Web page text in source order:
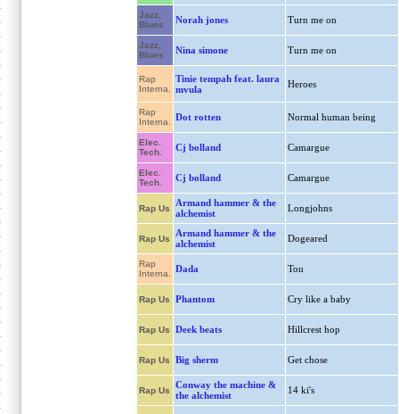
Jazz,
Blues
Norah jones Turn me on
Jazz,
Blues
Nina simone Turn me on
Rap
Interna.
Tinie tempah feat. laura
mvula
Heroes
Rap
Interna.
Dot rotten Normal human being
Elec.
Tech.
Cj bolland Camargue
Elec.
Tech.
Cj bolland Camargue
Rap Us
Armand hammer & the
alchemist
Longjohns
Rap Us
Armand hammer & the
alchemist
Dogeared
Rap
Interna.
Dada Tou
Rap Us Phantom Cry like a baby
Rap Us Deek beats Hillcrest hop
Rap Us Big sherm Get chose
Rap Us
Conway the machine &
the alchemist
14 ki's